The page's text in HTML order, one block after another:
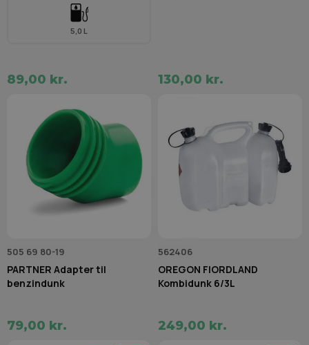
5,0 L
89,00 kr. 130,00 kr.
505 69 80-19
PARTNER Adapter til
benzindunk
79,00 kr.
562406
OREGON FIORDLAND
Kombidunk 6/3L
249,00 kr.